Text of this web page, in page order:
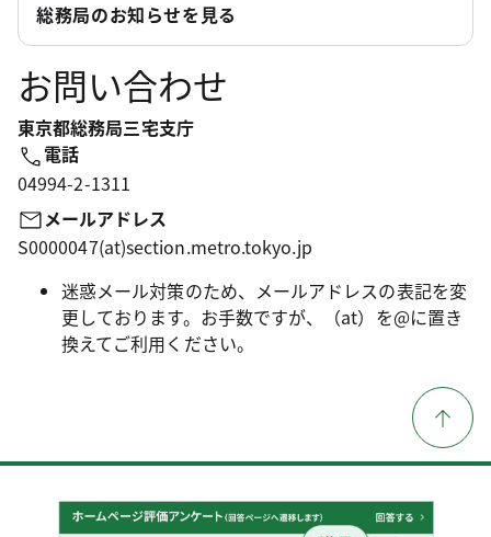
総務局のお知らせを見る
お問い合わせ
東京都総務局三宅支庁
電話
04994-2-1311
メールアドレス
S0000047(at)section.metro.tokyo.jp
迷惑メール対策のため、メールアドレスの表記を変
更しております。お手数ですが、（at）を@に置き
換えてご利用ください。